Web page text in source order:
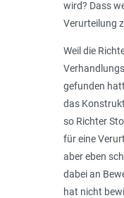
wird? Dass
Verurteilung
Weil die
gefunden
das
so Richter
für eine
aber eben
dabei an
hat nicht